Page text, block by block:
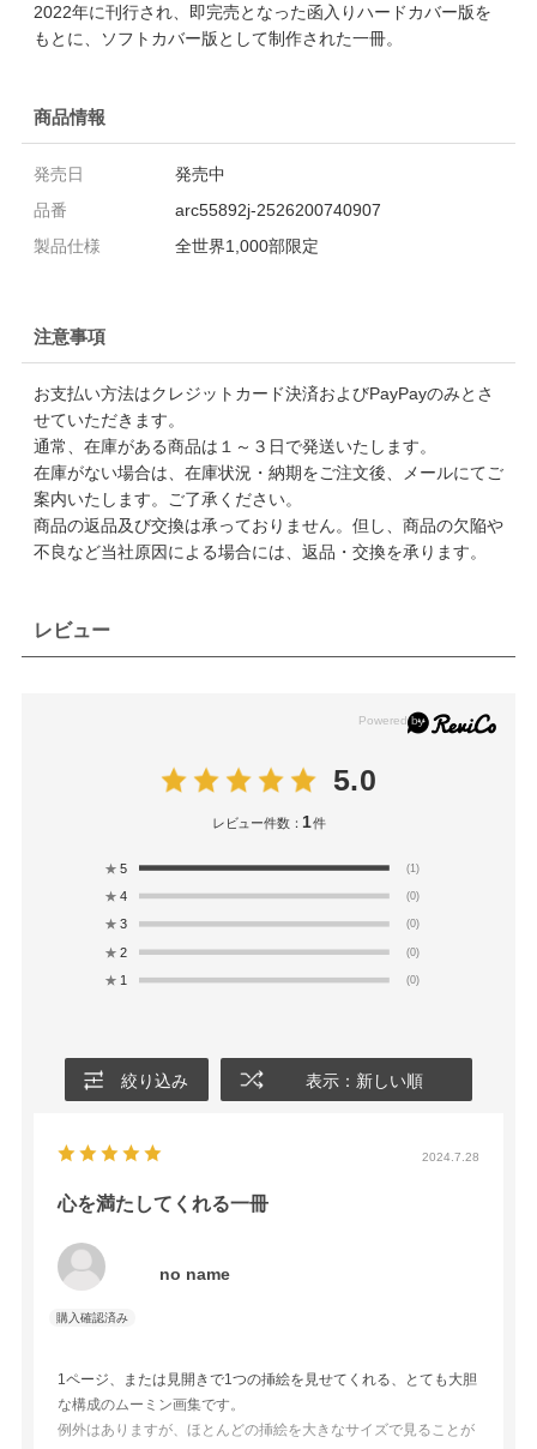
2022年に刊行され、即完売となった函入りハードカバー版を
もとに、ソフトカバー版として制作された一冊。
商品情報
発売日
発売中
品番
arc55892j-2526200740907
製品仕様
全世界1,000部限定
注意事項
お支払い方法はクレジットカード決済およびPayPayのみとさ
せていただきます。
通常、在庫がある商品は１～３日で発送いたします。
在庫がない場合は、在庫状況・納期をご注文後、メールにてご
案内いたします。ご了承ください。
商品の返品及び交換は承っておりません。但し、商品の欠陥や
不良など当社原因による場合には、返品・交換を承ります。
レビュー
5.0
レビュー件数： 1件
★ 5 (1)
★ 4 (0)
★ 3 (0)
★ 2 (0)
★ 1 (0)
絞り込み 表示：新しい順
2024.7.28
心を満たしてくれる一冊
no name
1ページ、または見開きで1つの挿絵を見せてくれる、とても大胆
な構成のムーミン画集です。
例外はありますが、ほとんどの挿絵を大きなサイズで見ることが